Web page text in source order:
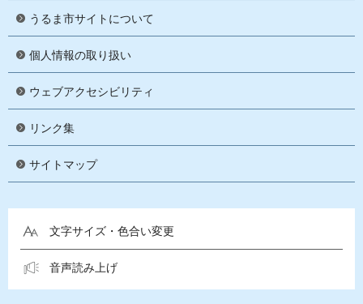
うるま市サイトについて
個人情報の取り扱い
ウェブアクセシビリティ
リンク集
サイトマップ
文字サイズ・色合い変更
音声読み上げ